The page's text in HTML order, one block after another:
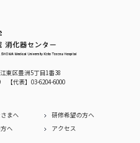
東区豊洲5丁目1番38
【代表】 03-6204-6000
まへ
研修希望の方へ
へ アクセス